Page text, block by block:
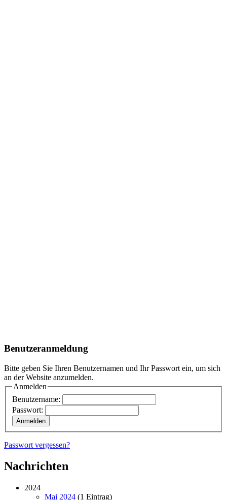
Benutzeranmeldung
Bitte geben Sie Ihren Benutzernamen und Ihr Passwort ein, um sich
an der Website anzumelden.
Anmelden
Benutzername:
Passwort:
Passwort vergessen?
Nachrichten
2024
Mai 2024 (1 Eintrag)